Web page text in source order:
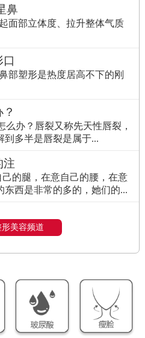
鼻
面部立体度、拉升整体气质
部塑形是热度居高不下的刚
么办？唇裂又称先天性唇裂，
到多半是唇裂是属于...
注
的腿，在意自己的腰，在意
东西是非常的多的，她们的...
美容频道